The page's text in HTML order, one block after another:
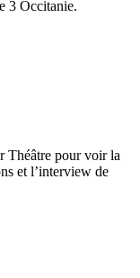
3 Occitanie.
Théâtre pour voir la
et l’interview de